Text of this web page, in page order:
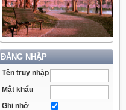
ĐĂNG NHẬP
Tên truy nhập
Mật khẩu
Ghi nhớ